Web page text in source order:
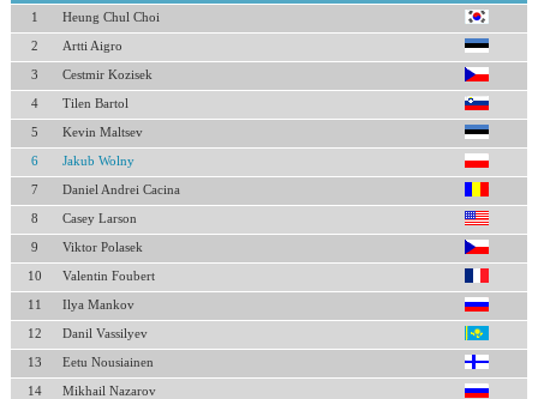
1 Heung Chul Choi
2 Artti Aigro
3 Cestmir Kozisek
4 Tilen Bartol
5 Kevin Maltsev
6 Jakub Wolny
7 Daniel Andrei Cacina
8 Casey Larson
9 Viktor Polasek
10 Valentin Foubert
11 Ilya Mankov
12 Danil Vassilyev
13 Eetu Nousiainen
14 Mikhail Nazarov